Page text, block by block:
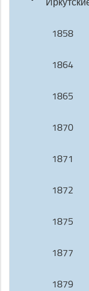
1858
1864
1865
1870
1871
1872
1875
1877
1879